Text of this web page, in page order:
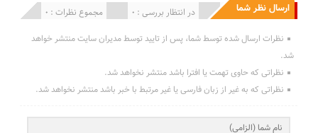
ارسال نظر شما مجموع نظرات : 0 در انتظار بررسی : 0 انتشار یافته : 0
نظرات ارسال شده توسط شما، پس از تایید توسط مدیران سایت منتشر خواهد
شد.
نظراتی که حاوی تهمت یا افترا باشد منتشر نخواهد شد.
نظراتی که به غیر از زبان فارسی یا غیر مرتبط با خبر باشد منتشر نخواهد شد.